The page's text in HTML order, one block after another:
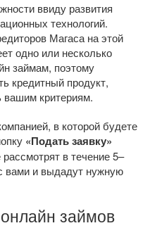
ввиду развития
технологий.
Магаса на этой
одно или несколько
займам, поэтому
кредитный продукт,
вашим критериям.
в которой будете
«Подать заявку»
в течение 5–
вами и выдадут нужную
займов